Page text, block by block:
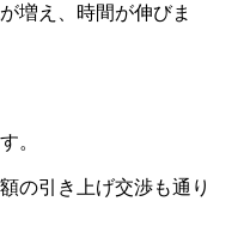
増え、時間が伸びま
。
の引き上げ交渉も通り